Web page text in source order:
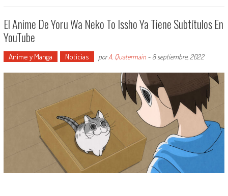
El Anime De Yoru Wa Neko To Issho Ya Tiene Subtítulos En
YouTube
Anime y Manga Noticias porA. Quatermain- 8 septiembre, 2022